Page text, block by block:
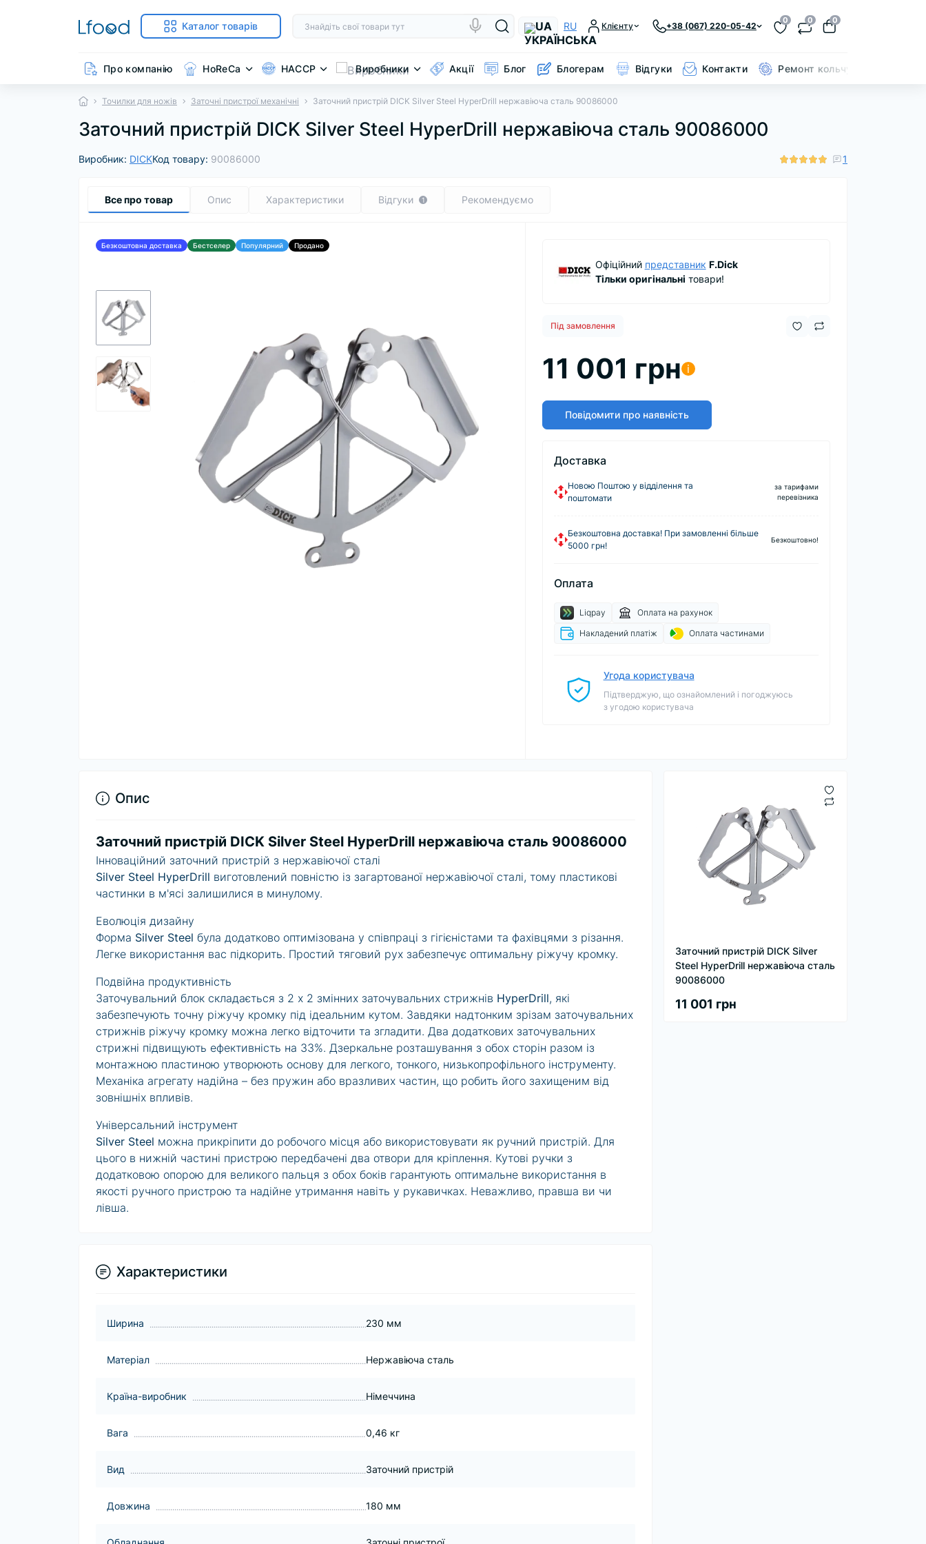
Каталог товарів UA RU Клієнту +38 (067) 220-05-42
0 0 0
Про компанію HoReCa HACCP Виробники Акції Блог Блогерам Відгуки Контакти Ремонт кольчуги
Точилки для ножів Заточні пристрої механічні Заточний пристрій DICK Silver Steel HyperDrill нержавіюча сталь 90086000
Заточний пристрій DICK Silver Steel HyperDrill нержавіюча сталь 90086000
Виробник: DICKКод товару: 90086000 1
Все про товар Опис Характеристики Відгуки 1 Рекомендуємо
Безкоштовна доставка Бестселер Популярний Продано
Офіційний представник F.Dick
Тільки оригінальні товари!
Під замовлення
i
11 001 грн
Повідомити про наявність
Доставка
Новою Поштою у відділення та
поштомати
за тарифами
перевізника
Безкоштовна доставка! При замовленні більше
5000 грн!
Безкоштовно!
Оплата
Liqpay
Оплата на рахунок
Накладений платіж
Оплата частинами
Угода користувача
Підтверджую, що ознайомлений і погоджуюсь
з угодою користувача
Заточний пристрій DICK Silver
Steel HyperDrill нержавіюча сталь
90086000
11 001 грн
Опис
Заточний пристрій DICK Silver Steel HyperDrill нержавіюча сталь 90086000
Інноваційний заточний пристрій з нержавіючої сталі
Silver Steel HyperDrill виготовлений повністю із загартованої нержавіючої сталі, тому пластикові
частинки в м'ясі залишилися в минулому.
Еволюція дизайну
Форма Silver Steel була додатково оптимізована у співпраці з гігієністами та фахівцями з різання.
Легке використання вас підкорить. Простий тяговий рух забезпечує оптимальну ріжучу кромку.
Подвійна продуктивність
Заточувальний блок складається з 2 x 2 змінних заточувальних стрижнів HyperDrill, які
забезпечують точну ріжучу кромку під ідеальним кутом. Завдяки надтонким зрізам заточувальних
стрижнів ріжучу кромку можна легко відточити та згладити. Два додаткових заточувальних
стрижні підвищують ефективність на 33%. Дзеркальне розташування з обох сторін разом із
монтажною пластиною утворюють основу для легкого, тонкого, низькопрофільного інструменту.
Механіка агрегату надійна – без пружин або вразливих частин, що робить його захищеним від
зовнішніх впливів.
Універсальний інструмент
Silver Steel можна прикріпити до робочого місця або використовувати як ручний пристрій. Для
цього в нижній частині пристрою передбачені два отвори для кріплення. Кутові ручки з
додатковою опорою для великого пальця з обох боків гарантують оптимальне використання в
якості ручного пристрою та надійне утримання навіть у рукавичках. Неважливо, правша ви чи
лівша.
Характеристики
Ширина 230 мм
Матеріал Нержавіюча сталь
Країна-виробник Німеччина
Вага 0,46 кг
Вид Заточний пристрій
Довжина 180 мм